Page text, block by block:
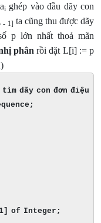
ighép vào đầu dãy con
- 1] ta cũng thu được dãy
p lớn nhất thoả mãn
phânrồi đặt L[i] := p
dãy con đơn điệu
of Integer;